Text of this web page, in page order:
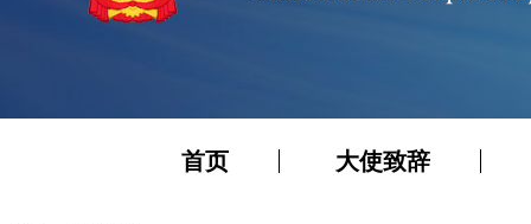
首页 大使致辞